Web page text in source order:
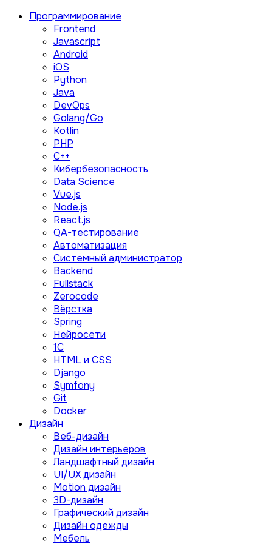
Программирование
Frontend
Javascript
Android
iOS
Python
Java
DevOps
Golang/Go
Kotlin
PHP
C++
Кибербезопасность
Data Science
Vue.js
Node.js
React.js
QA-тестирование
Автоматизация
Системный администратор
Backend
Fullstack
Zerocode
Вёрстка
Spring
Нейросети
1C
HTML и CSS
Django
Symfony
Git
Docker
Дизайн
Веб-дизайн
Дизайн интерьеров
Ландшафтный дизайн
UI/UX дизайн
Motion дизайн
3D-дизайн
Графический дизайн
Дизайн одежды
Мебель